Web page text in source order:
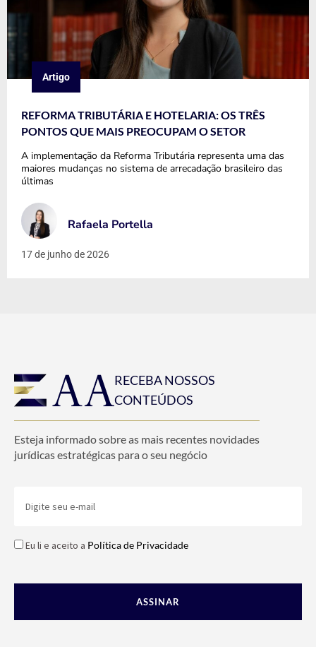
Artigo
REFORMA TRIBUTÁRIA E HOTELARIA: OS TRÊS
PONTOS QUE MAIS PREOCUPAM O SETOR
A implementação da Reforma Tributária representa uma das
maiores mudanças no sistema de arrecadação brasileiro das
últimas
Rafaela Portella
17 de junho de 2026
RECEBA NOSSOS
CONTEÚDOS
Esteja informado sobre as mais recentes novidades
jurídicas estratégicas para o seu negócio
Eu li e aceito a Política de Privacidade
ASSINAR